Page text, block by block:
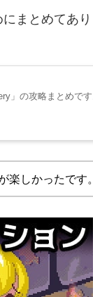
まとめてあ
」の攻略まとめです
楽しかったです。